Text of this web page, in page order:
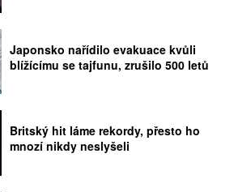
Japonsko nařídilo evakuace kvůli
blížícímu se tajfunu, zrušilo 500 letů
Britský hit láme rekordy, přesto ho
mnozí nikdy neslyšeli